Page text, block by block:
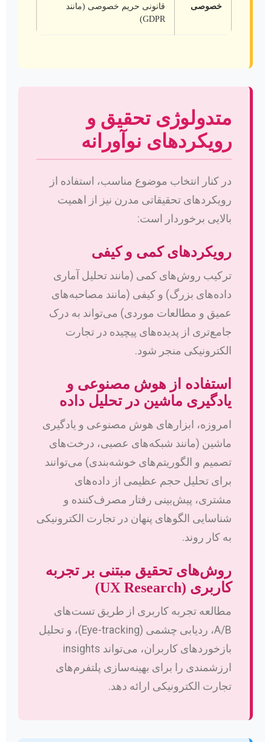
خصوصی
قانونی حریم خصوصی (مانند
GDPR)
متدولوژی تحقیق و
رویکردهای نوآورانه
در کنار انتخاب موضوع مناسب، استفاده از
رویکردهای تحقیقاتی مدرن نیز از اهمیت
بالایی برخوردار است:
رویکردهای کمی و کیفی
ترکیب روش‌های کمی (مانند تحلیل آماری
داده‌های بزرگ) و کیفی (مانند مصاحبه‌های
عمیق و مطالعات موردی) می‌تواند به درک
جامع‌تری از پدیده‌های پیچیده در تجارت
الکترونیکی منجر شود.
استفاده از هوش مصنوعی و
یادگیری ماشین در تحلیل داده
امروزه، ابزارهای هوش مصنوعی و یادگیری
ماشین (مانند شبکه‌های عصبی، درخت‌های
تصمیم و الگوریتم‌های خوشه‌بندی) می‌توانند
برای تحلیل حجم عظیمی از داده‌های
مشتری، پیش‌بینی رفتار مصرف‌کننده و
شناسایی الگوهای پنهان در تجارت الکترونیکی
به کار روند.
روش‌های تحقیق مبتنی بر تجربه
کاربری (UX Research)
مطالعه تجربه کاربری از طریق تست‌های
A/B، ردیابی چشمی (Eye-tracking)، و تحلیل
بازخوردهای کاربران، می‌تواند insights
ارزشمندی را برای بهینه‌سازی پلتفرم‌های
تجارت الکترونیکی ارائه دهد.